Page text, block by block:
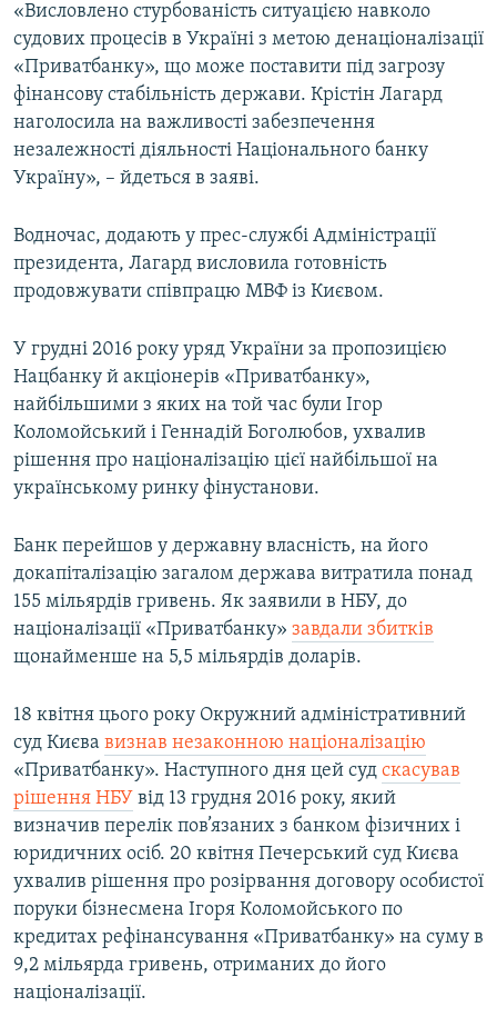
«Висловлено стурбованість ситуацією навколо
судових процесів в Україні з метою денаціоналізації
«Приватбанку», що може поставити під загрозу
фінансову стабільність держави. Крістін Лагард
наголосила на важливості забезпечення
незалежності діяльності Національного банку
Україну», – йдеться в заяві.
Водночас, додають у прес-службі Адміністрації
президента, Лагард висловила готовність
продовжувати співпрацю МВФ із Києвом.
У грудні 2016 року уряд України за пропозицією
Нацбанку й акціонерів «Приватбанку»,
найбільшими з яких на той час були Ігор
Коломойський і Геннадій Боголюбов, ухвалив
рішення про націоналізацію цієї найбільшої на
українському ринку фінустанови.
Банк перейшов у державну власність, на його
докапіталізацію загалом держава витратила понад
155 мільярдів гривень. Як заявили в НБУ, до
націоналізації «Приватбанку» завдали збитків
щонайменше на 5,5 мільярдів доларів.
18 квітня цього року Окружний адміністративний
суд Києва визнав незаконною націоналізацію
«Приватбанку». Наступного дня цей суд скасував
рішення НБУ від 13 грудня 2016 року, який
визначив перелік пов’язаних з банком фізичних і
юридичних осіб. 20 квітня Печерський суд Києва
ухвалив рішення про розірвання договору особистої
поруки бізнесмена Ігоря Коломойського по
кредитах рефінансування «Приватбанку» на суму в
9,2 мільярда гривень, отриманих до його
націоналізації.